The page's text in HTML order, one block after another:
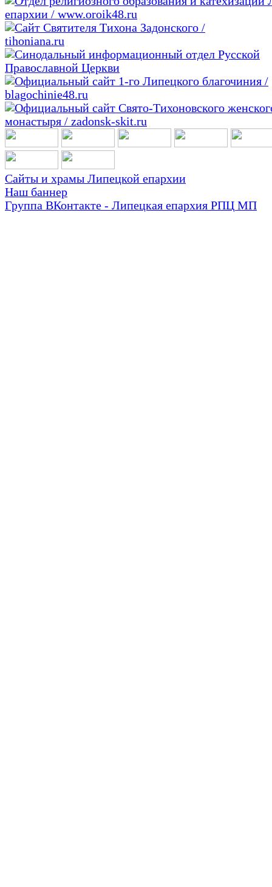
Сайты и храмы Липецкой епархии
Наш баннер
Группа ВКонтакте - Липецкая епархия РПЦ МП